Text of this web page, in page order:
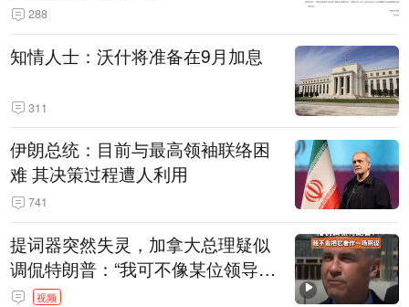
288
知情人士：沃什将准备在9月加息
311
伊朗总统：目前与最高领袖联络困
难 其决策过程遭人利用
741
提词器突然失灵，加拿大总理疑似
调侃特朗普：“我可不像某位领导
人，把这当成一场阴谋”，全场哄笑
视频